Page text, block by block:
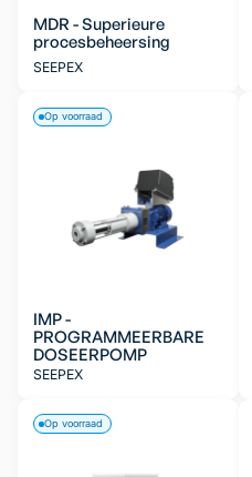
MDR - Superieure
procesbeheersing
SEEPEX
IMP -
PROGRAMMEERBARE
DOSEERPOMP
SEEPEX
Op voorraad
Op voorraad